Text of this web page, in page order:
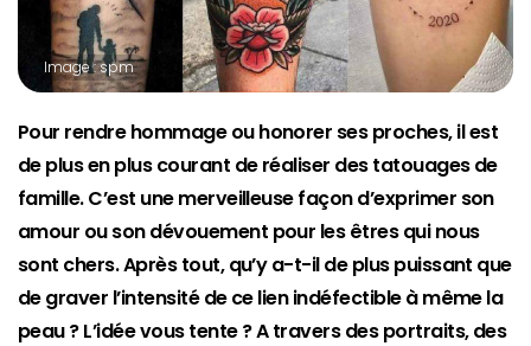
Image : spm
Pour rendre hommage ou honorer ses proches, il est
de plus en plus courant de réaliser des tatouages de
famille. C’est une merveilleuse façon d’exprimer son
amour ou son dévouement pour les êtres qui nous
sont chers. Après tout, qu’y a-t-il de plus puissant que
de graver l’intensité de ce lien indéfectible à même la
peau ? L’idée vous tente ? A travers des portraits, des